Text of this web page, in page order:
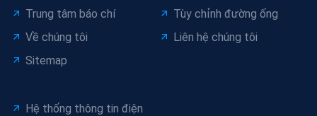
Trung tâm báo chí
Tùy chỉnh đường ống
Về chúng tôi
Liên hệ chúng tôi
Sitemap
Hệ thống thông tin điện